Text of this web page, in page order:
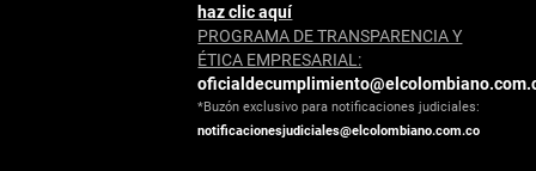
haz clic aquí
PROGRAMA DE TRANSPARENCIA Y
ÉTICA EMPRESARIAL:
*Buzón exclusivo para notificaciones judiciales:
notificacionesjudiciales@elcolombiano.com.co